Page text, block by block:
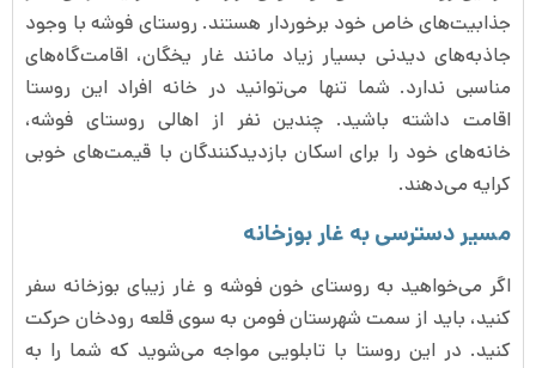
جذابیت‌های خاص خود برخوردار هستند. روستای فوشه با وجود
جاذبه‌های دیدنی بسیار زیاد مانند غار یخگان، اقامت‌گاه‌های
مناسبی ندارد. شما تنها می‌توانید در خانه افراد این روستا
اقامت داشته باشید. چندین نفر از اهالی روستای فوشه،
خانه‌های خود را برای اسکان بازدیدکنندگان با قیمت‌های خوبی
کرایه می‌دهند.
مسیر دسترسی به غار بوزخانه
اگر می‌خواهید به روستای خون فوشه و غار زیبای بوزخانه سفر
کنید، باید از سمت شهرستان فومن به سوی قلعه رودخان حرکت
کنید. در این روستا با تابلویی مواجه می‌شوید که شما را به